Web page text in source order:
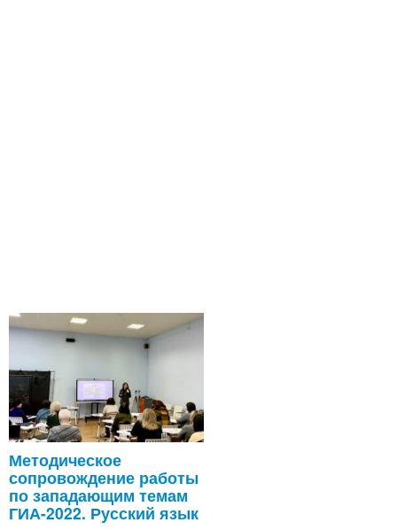
Методическое
сопровождение работы
по западающим темам
ГИА-2022. Русский язык